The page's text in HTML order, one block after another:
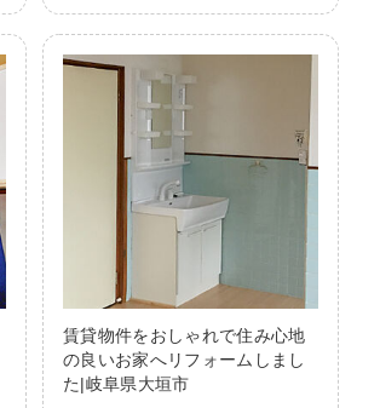
賃貸物件をおしゃれで住み心地
の良いお家へリフォームしまし
た|岐阜県大垣市